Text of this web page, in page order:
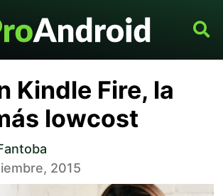
Kindle Fire, la
lowcost
2015